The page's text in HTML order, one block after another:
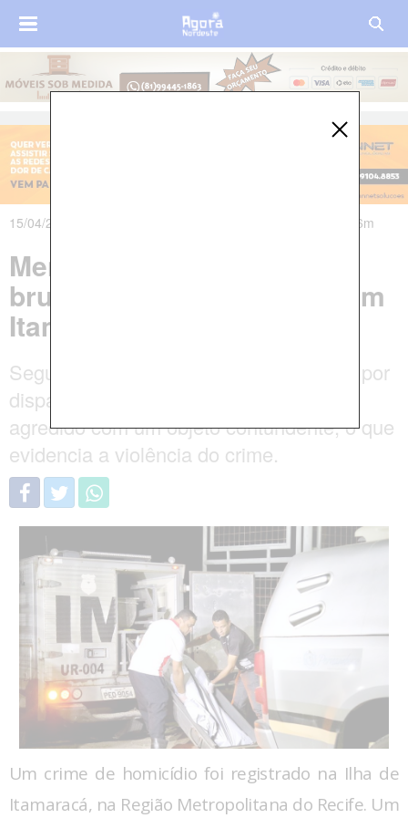
15/04/2025 às 05h31m - Atualizado em 15/04/2025 às 07h26m
Menino de 13 anos é
brutalmente assassinado em
Itamaracá
Segundo a polícia, o garoto foi alvejado por
disparos de arma de fogo e também
agredido com um objeto contundente, o que
evidencia a violência do crime.
Um crime de homicídio foi registrado na Ilha de
Itamaracá, na Região Metropolitana do Recife. Um